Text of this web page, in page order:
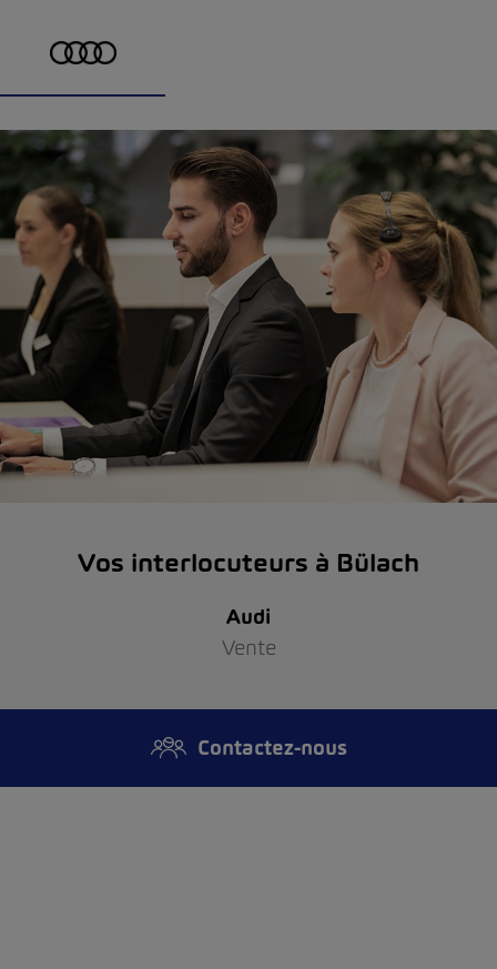
Vos interlocuteurs à Bülach
Audi
Vente
Contactez-nous